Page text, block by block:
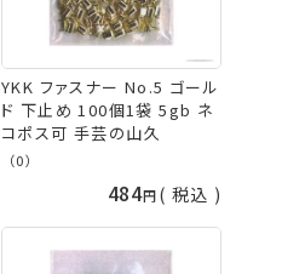
YKK ファスナー No.5 ゴール
ド 下止め 100個1袋 5gb ネ
コポス可 手芸の山久
（0）
484 税込